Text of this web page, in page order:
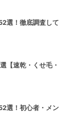
選！徹底調査して
【速乾・くせ毛・
選！初心者・メン